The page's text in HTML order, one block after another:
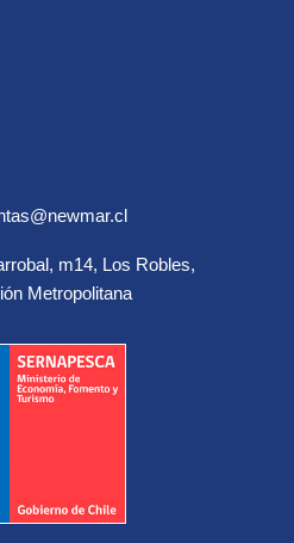
m14, Los Robles,
Metropolitana